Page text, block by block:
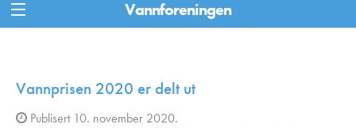
Vannforeningen
Vannprisen 2020 er delt ut
Publisert 10. november 2020.